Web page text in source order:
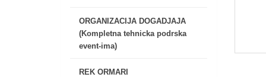
ORGANIZACIJA DOGADJAJA
(Kompletna tehnicka podrska
event-ima)
REK ORMARI